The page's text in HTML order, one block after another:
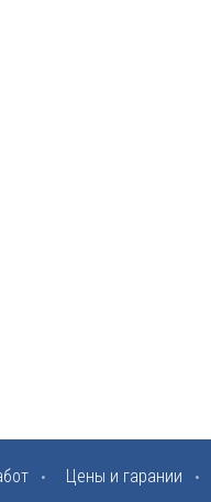
Цены и гарании